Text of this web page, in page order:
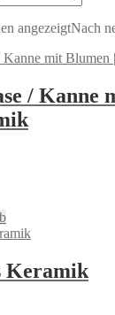
angezeigtNach
/ Kanne
Keramik